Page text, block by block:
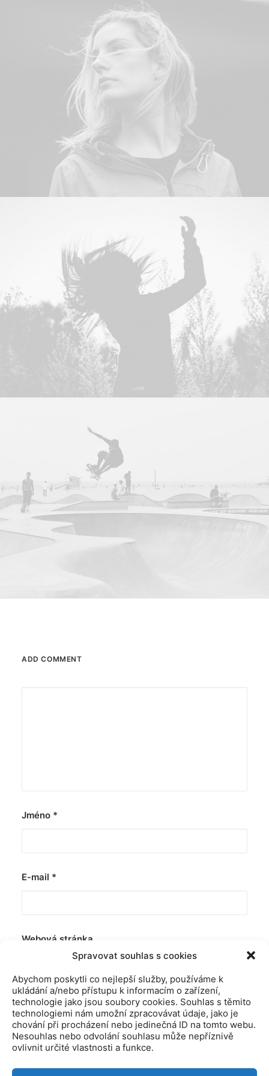
Spravovat souhlas s cookies
Abychom poskytli co nejlepší služby, používáme k
ukládání a/nebo přístupu k informacím o zařízení,
technologie jako jsou soubory cookies. Souhlas s těmito
technologiemi nám umožní zpracovávat údaje, jako je
chování při procházení nebo jedinečná ID na tomto webu.
Nesouhlas nebo odvolání souhlasu může nepříznivě
ovlivnit určité vlastnosti a funkce.
ADD COMMENT
Jméno *
E-mail *
Webová stránka